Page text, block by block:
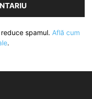
spamul. Află cum
.